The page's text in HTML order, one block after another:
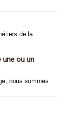
de la
une ou un
nous sommes